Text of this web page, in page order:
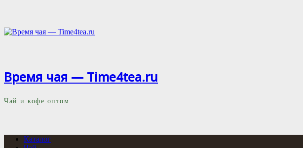
Время чая — Time4tea.ru
Чай и кофе оптом
Каталог